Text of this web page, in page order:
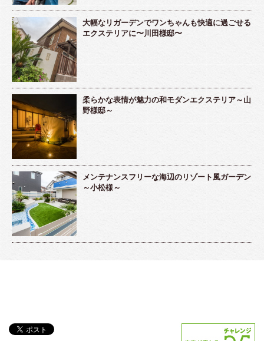
大幅なリガーデンでワンちゃんも快適に過ごせる
エクステリアに〜川田様邸〜
柔らかな表情が魅力の和モダンエクステリア～山
野様邸～
メンテナンスフリーな海辺のリゾート風ガーデン
～小松様～